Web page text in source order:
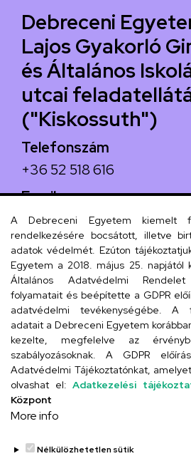
Debreceni
Lajos Gyakorló
és Általános
utcai
("Kiskossuth")
Telefonszám
+36 52 518 616
Email
iskola@kossuth-
Cím
4024 Debrecen, Kossuth
Szervezeti
UD telefonkönyv
A Debreceni Egyetem kiemelt
rendelkezésére bocsátott, illetve
adatok védelmét. Ezúton
Egyetem a 2018. május 25. napjától
Általános Adatvédelmi
folyamatait és beépítette a GDPR
adatvédelmi tevékenységébe. A
adatait a Debreceni Egyetem
kezelte, megfelelve az
szabályozásoknak. A GDPR
Adatvédelmi Tájékoztatónkat,
olvashat el: Adatkezelési
Központ
More info
Nélkülözhetetlen sütik